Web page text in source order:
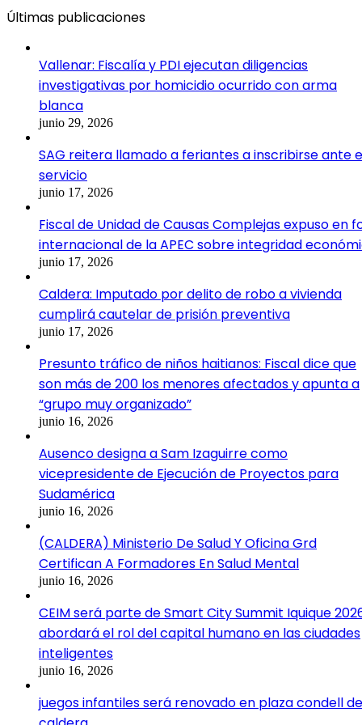
Últimas publicaciones
Vallenar: Fiscalía y PDI ejecutan diligencias
investigativas por homicidio ocurrido con arma
blanca
junio 29, 2026
SAG reitera llamado a feriantes a inscribirse ante
servicio
junio 17, 2026
Fiscal de Unidad de Causas Complejas expuso en
internacional de la APEC sobre integridad
junio 17, 2026
Caldera: Imputado por delito de robo a vivienda
cumplirá cautelar de prisión preventiva
junio 17, 2026
Presunto tráfico de niños haitianos: Fiscal dice que
son más de 200 los menores afectados y apunta a
“grupo muy organizado”
junio 16, 2026
Ausenco designa a Sam Izaguirre como
vicepresidente de Ejecución de Proyectos para
Sudamérica
junio 16, 2026
(CALDERA) Ministerio De Salud Y Oficina Grd
Certifican A Formadores En Salud Mental
junio 16, 2026
CEIM será parte de Smart City Summit Iquique
abordará el rol del capital humano en las ciudades
inteligentes
junio 16, 2026
juegos infantiles será renovado en plaza condell de